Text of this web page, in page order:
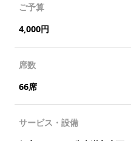
ご予算
4,000円
席数
66席
サービス・設備